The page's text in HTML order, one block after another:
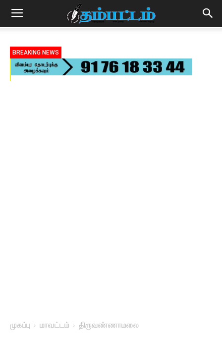
BREAKING NEWS
முகப்பு மாவட்டம் திருவண்ணாமலை